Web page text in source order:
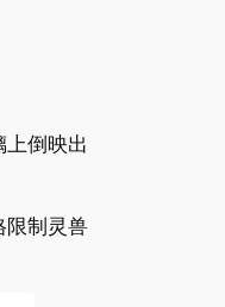
倒映出
限制灵兽